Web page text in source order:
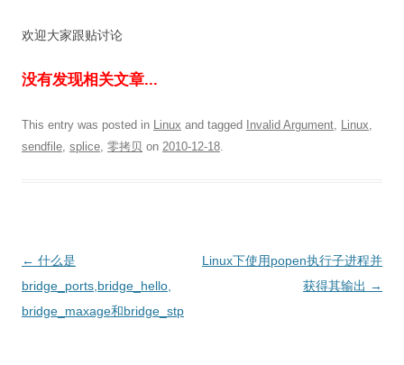
欢迎大家跟贴讨论
没有发现相关文章...
This entry was posted in Linux and tagged Invalid Argument, Linux,
sendfile, splice, 零拷贝 on 2010-12-18.
Post
navigation
← 什么是
bridge_ports,bridge_hello,
bridge_maxage和bridge_stp
Linux下使用popen执行子进程并
获得其输出 →